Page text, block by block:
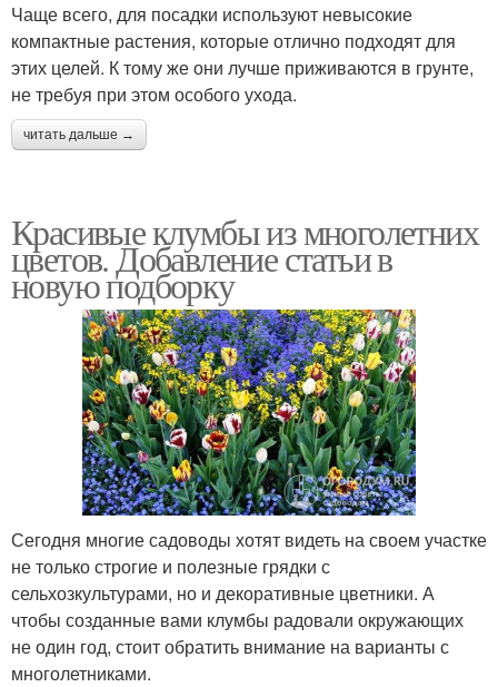
Чаще всего, для посадки используют невысокие
компактные растения, которые отлично подходят для
этих целей. К тому же они лучше приживаются в грунте,
не требуя при этом особого ухода.
читать дальше →
Красивые клумбы из многолетних
цветов. Добавление статьи в
новую подборку
Сегодня многие садоводы хотят видеть на своем участке
не только строгие и полезные грядки с
сельхозкультурами, но и декоративные цветники. А
чтобы созданные вами клумбы радовали окружающих
не один год, стоит обратить внимание на варианты с
многолетниками.